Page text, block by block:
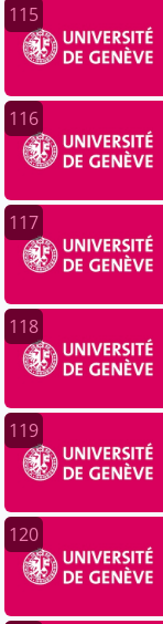
115
116
117
118
119
120